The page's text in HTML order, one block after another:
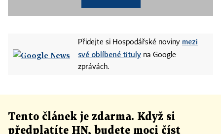
Přidejte si Hospodářské noviny mezi
své oblíbené tituly na Google
zprávách.
Tento článek je zdarma. Když si
předplatíte HN, budete moci číst